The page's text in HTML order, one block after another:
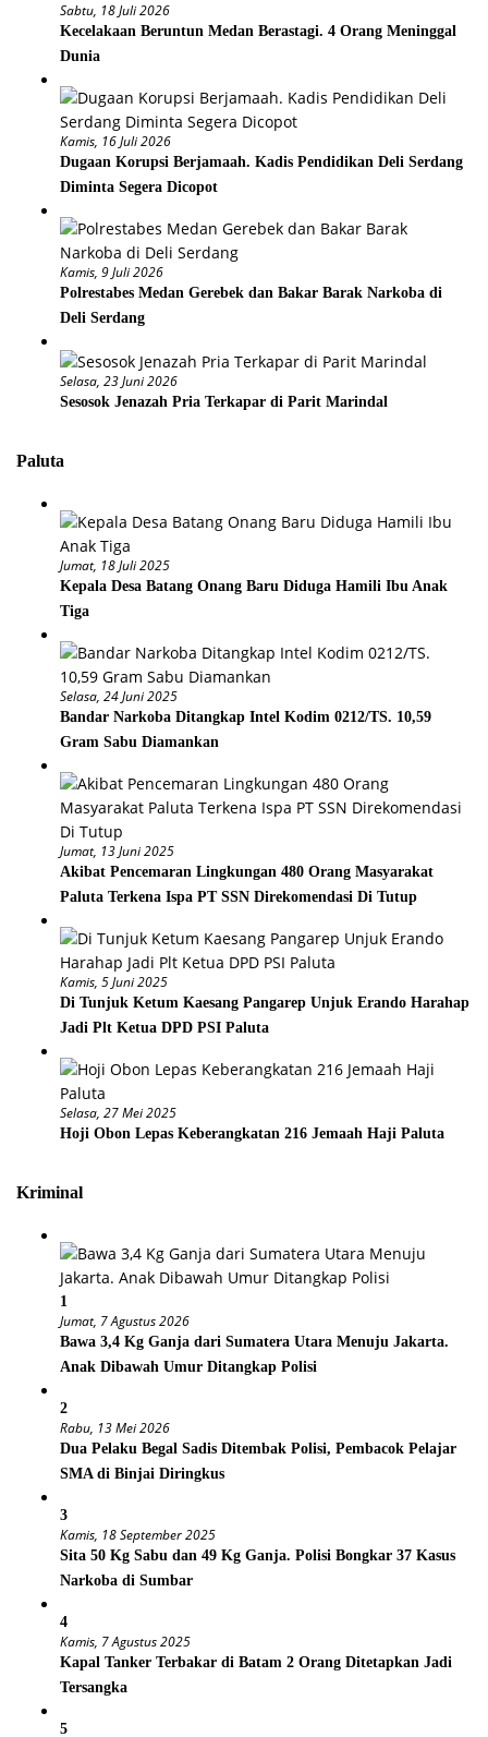
Sabtu, 18 Juli 2026
Kecelakaan Beruntun Medan Berastagi. 4 Orang Meninggal
Dunia
Kamis, 16 Juli 2026
Dugaan Korupsi Berjamaah. Kadis Pendidikan Deli Serdang
Diminta Segera Dicopot
Kamis, 9 Juli 2026
Polrestabes Medan Gerebek dan Bakar Barak Narkoba di
Deli Serdang
Selasa, 23 Juni 2026
Sesosok Jenazah Pria Terkapar di Parit Marindal
Paluta
Jumat, 18 Juli 2025
Kepala Desa Batang Onang Baru Diduga Hamili Ibu Anak
Tiga
Selasa, 24 Juni 2025
Bandar Narkoba Ditangkap Intel Kodim 0212/TS. 10,59
Gram Sabu Diamankan
Jumat, 13 Juni 2025
Akibat Pencemaran Lingkungan 480 Orang Masyarakat
Paluta Terkena Ispa PT SSN Direkomendasi Di Tutup
Kamis, 5 Juni 2025
Di Tunjuk Ketum Kaesang Pangarep Unjuk Erando Harahap
Jadi Plt Ketua DPD PSI Paluta
Selasa, 27 Mei 2025
Hoji Obon Lepas Keberangkatan 216 Jemaah Haji Paluta
Kriminal
1
Jumat, 7 Agustus 2026
Bawa 3,4 Kg Ganja dari Sumatera Utara Menuju Jakarta.
Anak Dibawah Umur Ditangkap Polisi
2
Rabu, 13 Mei 2026
Dua Pelaku Begal Sadis Ditembak Polisi, Pembacok Pelajar
SMA di Binjai Diringkus
3
Kamis, 18 September 2025
Sita 50 Kg Sabu dan 49 Kg Ganja. Polisi Bongkar 37 Kasus
Narkoba di Sumbar
4
Kamis, 7 Agustus 2025
Kapal Tanker Terbakar di Batam 2 Orang Ditetapkan Jadi
Tersangka
5